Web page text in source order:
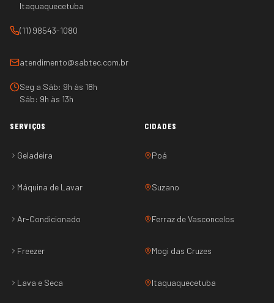
Itaquaquecetuba
(11) 98543-1080
atendimento@sabtec.com.br
Seg a Sáb: 9h às 18h
Sáb: 9h às 13h
SERVIÇOS
Geladeira
Máquina de Lavar
Ar-Condicionado
Freezer
Lava e Seca
CIDADES
Poá
Suzano
Ferraz de Vasconcelos
Mogi das Cruzes
Itaquaquecetuba